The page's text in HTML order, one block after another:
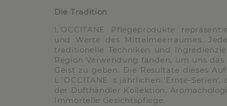
Die Tradition
L'OCCITANE Pflegeprodukte
und Werte des Mittelmeerraumes.
traditionelle Techniken und
Region Verwendung fanden, um uns
Geist zu geben. Die Resultate dieses
L`OCCITANE`s jährlichen 'Ernte-Serien',
der Dufthändler Kollektion,
Immortelle Gesichtspflege.